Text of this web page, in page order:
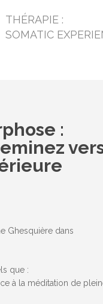
THÉRAPIE :
SOMATIC
:
Ghesquière dans
que :
à la méditation de